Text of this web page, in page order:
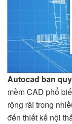
Autocad ban
mềm CAD phổ
rộng rãi trong
đến thiết kế nội